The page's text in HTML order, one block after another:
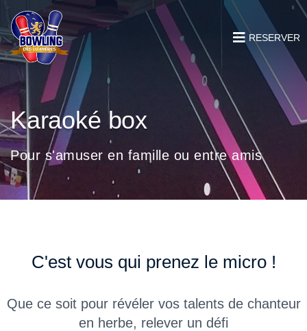
RESERVER
Karaoké box
Pour s'amuser en famille ou entre amis
C'est vous qui prenez le micro !
Que ce soit pour révéler vos talents de chanteur
en herbe, relever un défi